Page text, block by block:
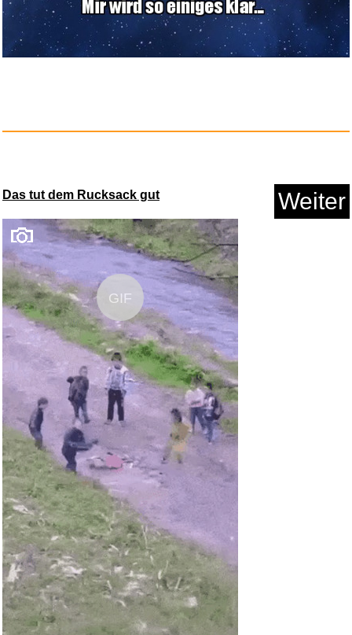
Socialter HS N�8 - la Bataille...
Das tut dem Rucksack gut Weiter
GIF